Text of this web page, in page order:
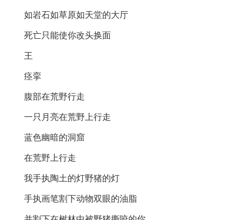
如岩石如草原如天堂的大厅
死亡只能使你改头换面
王
痉挛
腹部在荒野行走
一只月亮在荒野上行走
蓝色幽暗的洞窟
在荒野上行走
我手执陶土的灯野猪的灯
手执画笔割下动物双眼的油脂